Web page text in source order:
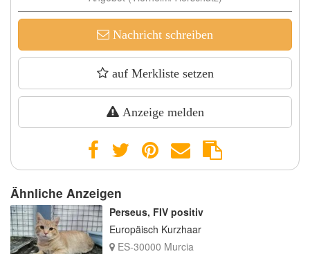
Nachricht schreiben
auf Merkliste setzen
Anzeige melden
Ähnliche Anzeigen
Perseus, FIV positiv
Europäisch Kurzhaar
ES-30000 Murcia